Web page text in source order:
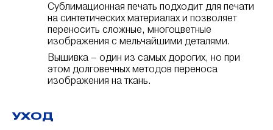
Сублимационная печать подходит для печати
на синтетических материалах и позволяет
переносить сложные, многоцветные
изображения с мельчайшими деталями.
Вышивка – один из самых дорогих, но при
этом долговечных методов переноса
изображения на ткань.
УХОД